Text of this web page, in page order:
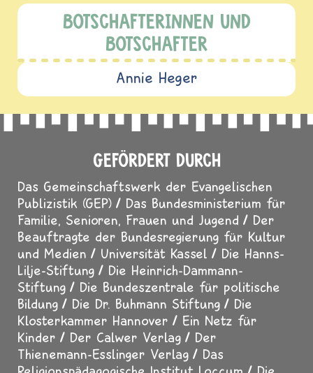
BOTSCHAFTERINNEN UND
BOTSCHAFTER
Annie Heger
GEFÖRDERT DURCH
Das Gemeinschaftswerk der Evangelischen
Publizistik (GEP)
Das Bundesministerium für
Familie, Senioren, Frauen und Jugend
Der
Beauftragte der Bundesregierung für Kultur
und Medien
Universität Kassel
Die Hanns-
Lilje-Stiftung
Die Heinrich-Dammann-
Stiftung
Die Bundeszentrale für politische
Bildung
Die Dr. Buhmann Stiftung
Die
Klosterkammer Hannover
Ein Netz für
Kinder
Der Calwer Verlag
Der
Thienemann-Esslinger Verlag
Das